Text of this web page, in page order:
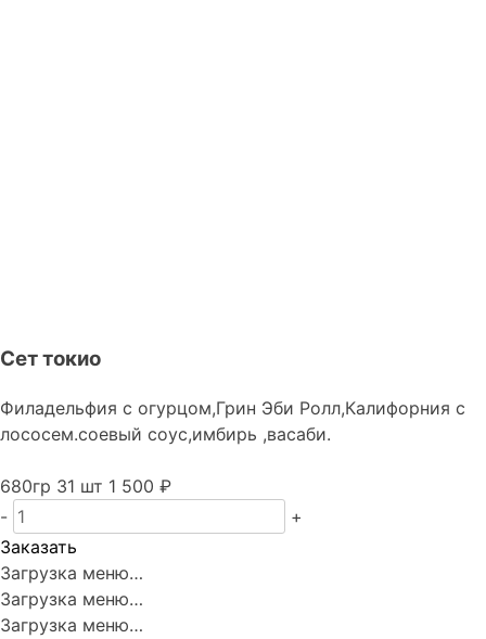
Сет токио
Филадельфия с огурцом,Грин Эби Ролл,Калифорния с
лососем.соевый соус,имбирь ,васаби.
680гр 31 шт 1 500 ₽
-
+
Заказать
Загрузка меню…
Загрузка меню…
Загрузка меню…